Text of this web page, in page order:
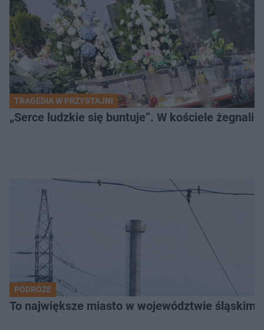
TRAGEDIA W PRZYSTAJNI
„Serce ludzkie się buntuje”. W kościele żegnali
PODRÓŻE
To największe miasto w województwie